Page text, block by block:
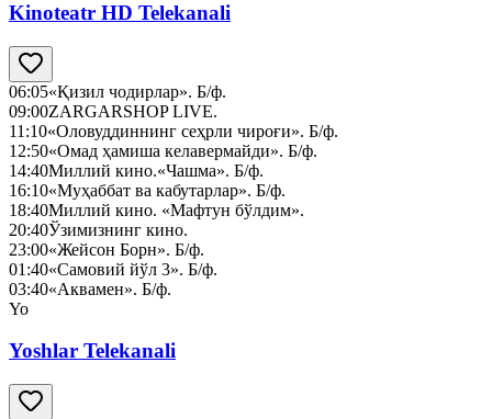
Kinoteatr HD Telekanali
06:05«Қизил чодирлар». Б/ф.
09:00ZARGARSHOP LIVE.
11:10«Оловуддиннинг сеҳрли чироғи». Б/ф.
12:50«Омад ҳамиша келавермайди». Б/ф.
14:40Миллий кино.«Чашма». Б/ф.
16:10«Муҳаббат ва кабутарлар». Б/ф.
18:40Миллий кино. «Мафтун бўлдим».
20:40Ўзимизнинг кино.
23:00«Жейсон Борн». Б/ф.
01:40«Самовий йўл 3». Б/ф.
03:40«Аквамен». Б/ф.
Yo
Yoshlar Telekanali